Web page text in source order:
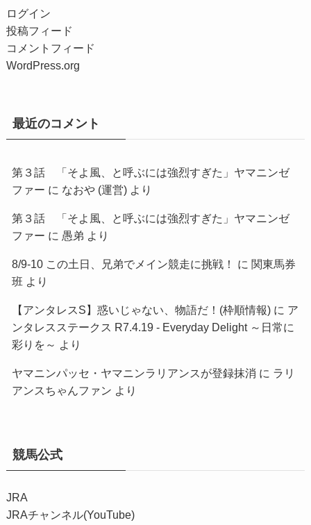
ログイン
投稿フィード
コメントフィード
WordPress.org
最近のコメント
第３話 「そよ風、と呼ぶには強烈すぎた」ヤマニンゼ
ファー に なおや (運営)より
第３話 「そよ風、と呼ぶには強烈すぎた」ヤマニンゼ
ファー に 愚弟 より
8/9-10 この土日、兄弟でメイン競走に挑戦！ に 関東馬券
班 より
【アンタレスS】惑いじゃない、物語だ！(枠順情報)に ア
ンタレスステークス R7.4.19 - Everyday Delight ～日常に
彩りを～ より
ヤマニンパッセ・ヤマニンラリアンスが登録抹消 に ラリ
アンスちゃんファン より
競馬公式
JRA
JRAチャンネル(YouTube)